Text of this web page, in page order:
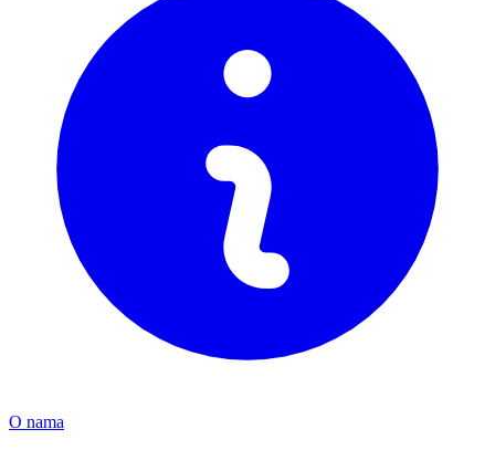
O nama